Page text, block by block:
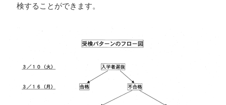
検することができます。